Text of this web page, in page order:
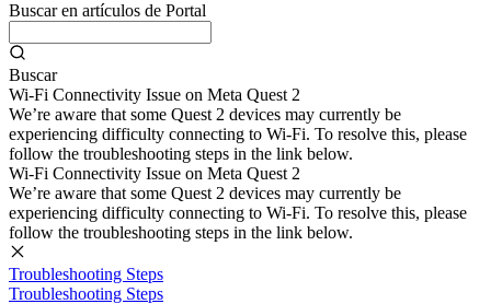
Buscar en artículos de Portal
Buscar
Wi-Fi Connectivity Issue on Meta Quest 2
We’re aware that some Quest 2 devices may currently be
experiencing difficulty connecting to Wi-Fi. To resolve this, please
follow the troubleshooting steps in the link below.
Wi-Fi Connectivity Issue on Meta Quest 2
We’re aware that some Quest 2 devices may currently be
experiencing difficulty connecting to Wi-Fi. To resolve this, please
follow the troubleshooting steps in the link below.
Troubleshooting Steps
Troubleshooting Steps